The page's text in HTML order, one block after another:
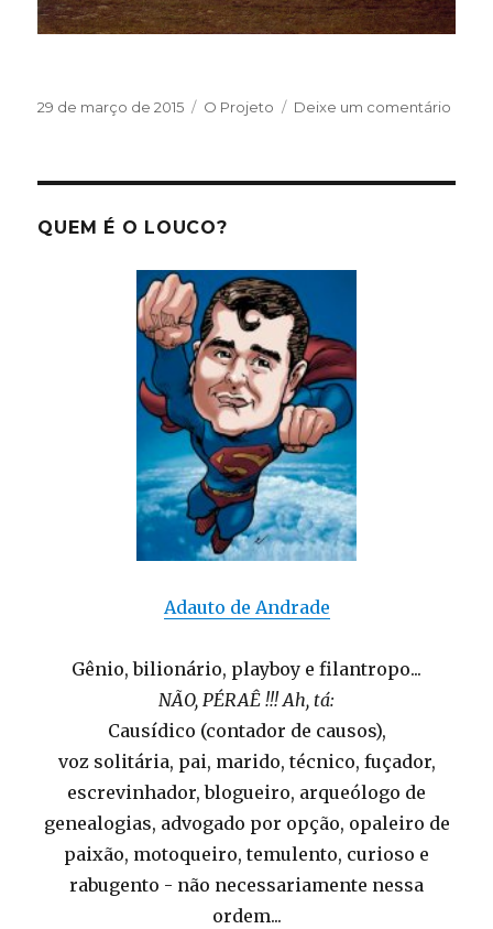
Publicado
29 de março de 2015 Categorias
O Projeto Deixe um comentário
QUEM É O LOUCO?
Adauto de Andrade
Gênio, bilionário, playboy e filantropo...
NÃO, PÉRAÊ !!! Ah, tá:
Causídico (contador de causos),
voz solitária, pai, marido, técnico, fuçador,
escrevinhador, blogueiro, arqueólogo de
genealogias, advogado por opção, opaleiro de
paixão, motoqueiro, temulento, curioso e
rabugento - não necessariamente nessa
ordem...